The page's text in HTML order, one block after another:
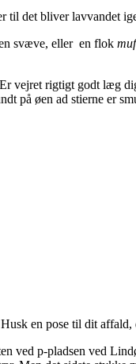
det bliver lavvandet
svæve, eller en flok
vejret rigtigt godt læg
på øen ad stierne er
en pose til dit affald,
ved p-pladsen ved